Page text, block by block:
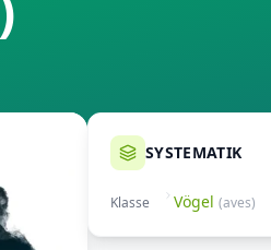
SYSTEMATIK
Klasse Vögel (aves)